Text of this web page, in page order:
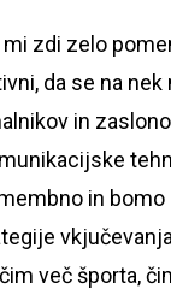
zdi zelo
da se na
in
in bomo
več športa,